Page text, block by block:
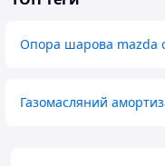
Опора шарова mazda
Газомасляний